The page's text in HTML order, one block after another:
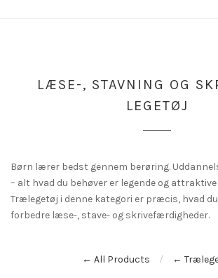
LÆSE-, STAVNING OG
LEGETØJ
Børn lærer bedst gennem berøring.
– alt hvad du behøver er legende og
Trælegetøj i denne kategori er præcis, hvad
forbedre læse-, stave- og skrivefærdigheder.
← All Products ←